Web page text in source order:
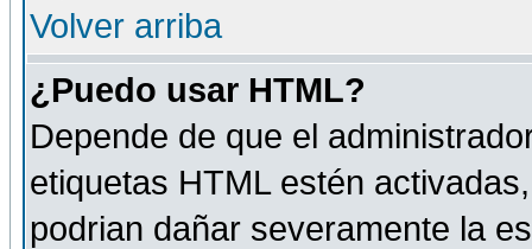
Volver arriba
¿Puedo usar HTML?
Depende de que el
etiquetas HTML estén
podrian dañar severamente la